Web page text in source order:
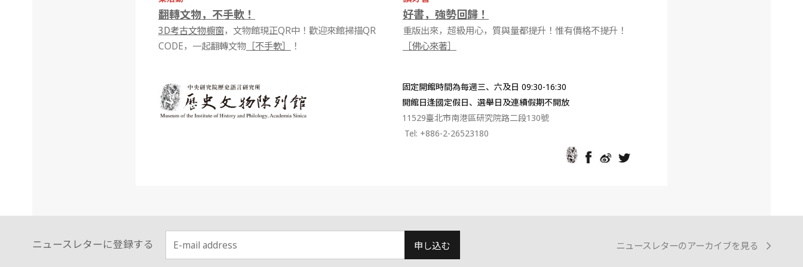
翻轉文物，不手軟！
3D考古文物櫥窗，文物館現正QR中！歡迎來館掃描QR
CODE，一起翻轉文物［不手軟］ ！
好書，強勢回歸！
重版出來，超級用心，質與量都提升！惟有價格不提升！
［佛心來著］
固定開館時間為每週三、六及日 09:30-16:30
開館日逢國定假日、選舉日及連續假期不開放
11529臺北市南港區研究院路二段130號
Tel: +886-2-26523180
ニュースレターに登録する 申し込む ニュースレターのアーカイブを見る